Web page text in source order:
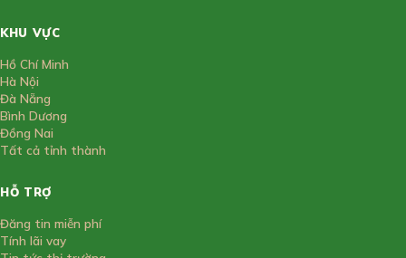
KHU VỰC
Hồ Chí Minh
Hà Nội
Đà Nẵng
Bình Dương
Đồng Nai
Tất cả tỉnh thành
HỖ TRỢ
Đăng tin miễn phí
Tính lãi vay